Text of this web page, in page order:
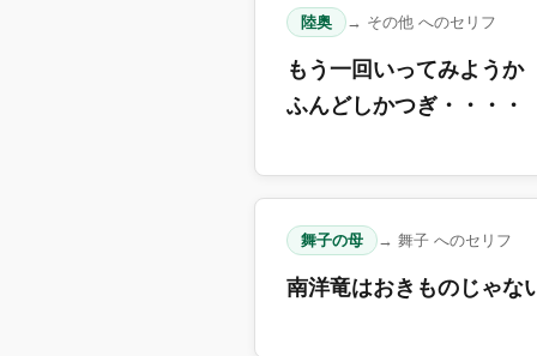
陸奥 → その他 へのセリフ
もう一回いってみようか
ふんどしかつぎ・・・・
舞子の母 → 舞子 へのセリフ
南洋竜はおきものじゃな